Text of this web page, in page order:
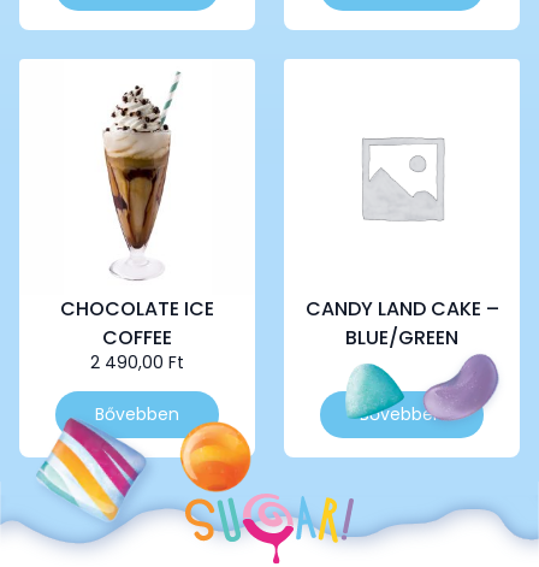
CHOCOLATE ICE
COFFEE
2 490,00 Ft
Bővebben
CANDY LAND CAKE –
BLUE/GREEN
Bővebben